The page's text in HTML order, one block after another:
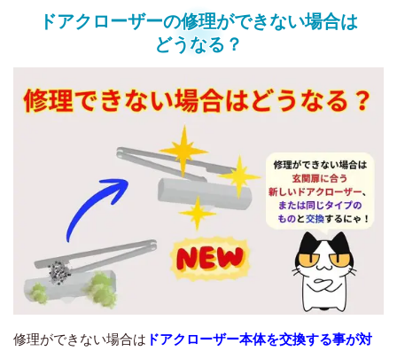
ドアクローザーの修理ができない場合は
どうなる？
修理ができない場合は ドアクローザー本体を交換する事が対